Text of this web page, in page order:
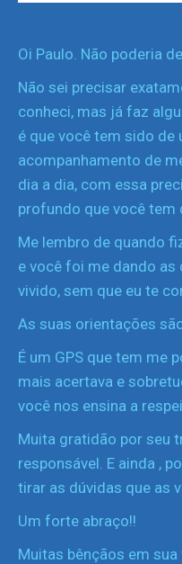
Oi Paulo. Não poderia
Não sei precisar
conheci, mas já faz
é que você tem sido de
acompanhamento de
dia a dia, com essa
profundo que você tem
Me lembro de quando
e você foi me dando as
vivido, sem que eu te
As suas orientações
É um GPS que tem me
mais acertava e
você nos ensina a
Muita gratidão por seu
responsável. E ainda ,
tirar as dúvidas que as
Um forte abraço!!
Muitas bênçãos em